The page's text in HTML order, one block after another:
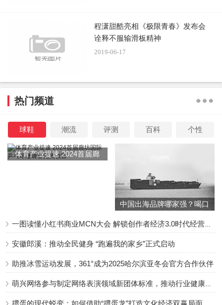
程潇甜酷亮相《极限青春》发布会
诠释不服输滑板精神
2019-06-17
热门频道
球鞋 潮流 评测 百科 个性
体育产业提速 2024首届廊
中国出海品牌哪家强？喝口
安徽郎溪：推动全民健身 “跑遍我的家乡”正式启动
助推冰雪运动发展，361°成为2025哈尔滨亚冬会官方合作伙伴
掼蛋的现代蜕变：如何借助“掼蛋龙”打造文化经济双赢局面